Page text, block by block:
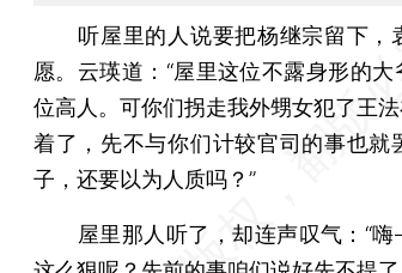
听屋里的人说要把杨继宗留下，
愿。云瑛道：“屋里这位不露身形的
位高人。可你们拐走我外甥女犯了王
着了，先不与你们计较官司的事也就
子，还要以为人质吗？”
屋里那人听了，却连声叹气：“